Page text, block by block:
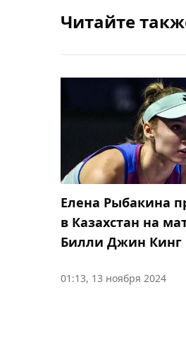
Читайте
Елена Рыбакина
в Казахстан на
Билли Джин Кинг
01:13, 13 ноября 2024